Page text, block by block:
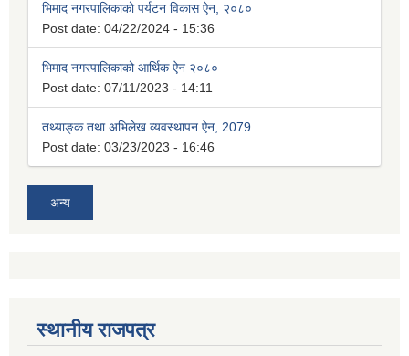
भिमाद नगरपालिकाको पर्यटन विकास ऐन, २०८०
Post date: 04/22/2024 - 15:36
भिमाद नगरपालिकाको आर्थिक ऐन २०८०
Post date: 07/11/2023 - 14:11
तथ्याङ्क तथा अभिलेख व्यवस्थापन ऐन, 2079
Post date: 03/23/2023 - 16:46
अन्य
स्थानीय राजपत्र